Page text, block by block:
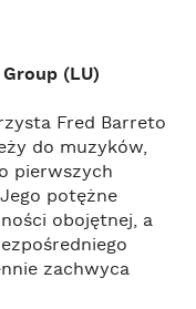
(LU)
Fred Barreto
do muzyków,
pierwszych
potężne
obojętnej, a
zachwyca